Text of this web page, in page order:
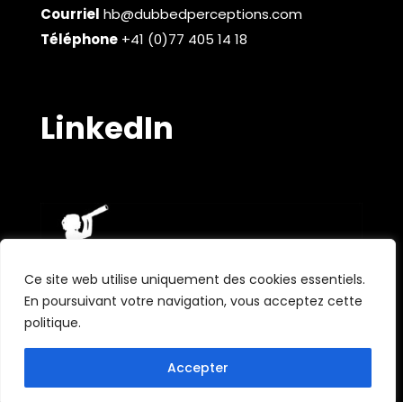
Ce site web utilise uniquement des cookies essentiels.
En poursuivant votre navigation, vous acceptez cette
politique.
Accepter
Courriel hb@dubbedperceptions.com
Téléphone+41 (0)77 405 14 18
LinkedIn
English